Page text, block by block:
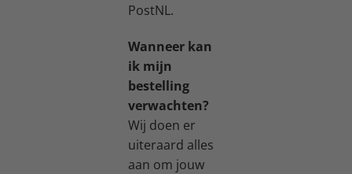
PostNL.
Wanneer kan
ik mijn
bestelling
verwachten?
Wij doen er
uiteraard alles
aan om jouw